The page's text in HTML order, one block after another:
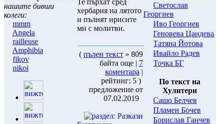
нашите бивши
колеги:
mmm
Angela
railleuse
Amphibia
fikov
nikoi
Те пърхат сред
хербария на лятото
и пълнят ирисите
ми с молитви.
( пълен текст » 809
байта още | 7
коментара |
рейтинг: 5 )
предложение от
07.02.2019
Светослав
Георгиев
Иво Георгиев
Геновева Цандева
Татяна Йотова
Ивайло Радев
Точка БГ
По текст на
Хулитери
Сашо Белчев
Пламен Бочев
Борислав Ганчев